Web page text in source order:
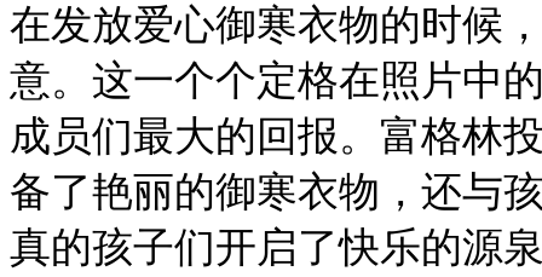
在发放爱心御寒衣物的时候
意。这一个个定格在照片中
成员们最大的回报。 富格林
备了艳丽的御寒衣物，还与
真的孩子们开启了快乐的源